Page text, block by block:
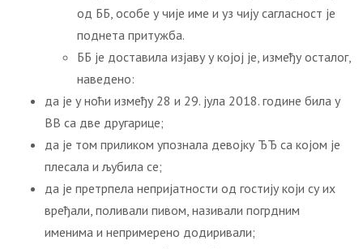
од ББ, особе у чије име и уз чију сагласност је
поднета притужба.
ББ је доставила изјаву у којој је, између осталог,
наведено:
да је у ноћи између 28 и 29. јула 2018. године била у
ВВ са две другарице;
да је том приликом упознала девојку ЂЂ са којом је
плесала и љубила се;
да је претрпела непријатности од гостију који су их
вређали, поливали пивом, називали погрдним
именима и непримерено додиривали;